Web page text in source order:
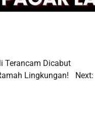
Terancam Dicabut
Lingkungan!
Next: